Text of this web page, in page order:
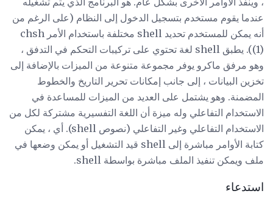
عندما يقوم مستخدم بتسجيل الدخول إلى النظام (على الرغم من
أنه يمكن للمستخدم تحديد shell مختلفة باستخدام الأمر chsh
(1)). يطبق shell لغة تحتوي على تركيبات التحكم في التدفق ،
وهو مرفق ماكرو يوفر مجموعة متنوعة من الميزات بالإضافة إلى
تخزين البيانات ، إلى جانب إمكانات تحرير التاريخ والخطوط
المضمنة. وهو يشتمل على العديد من الميزات للمساعدة في
الاستخدام التفاعلي وله ميزة أن اللغة التفسيرية مشتركة لكل من
الاستخدام التفاعلي وغير التفاعلي (نصوص shell). أي ، يمكن
كتابة الأوامر مباشرة إلى shell قيد التشغيل أو يمكن وضعها في
ملف ويمكن تنفيذ الملف مباشرة بواسطة shell.
استدعاء